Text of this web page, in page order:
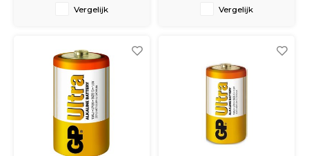
Vergelijk
waardoor ze erg geschikt zijn
Vergelijk